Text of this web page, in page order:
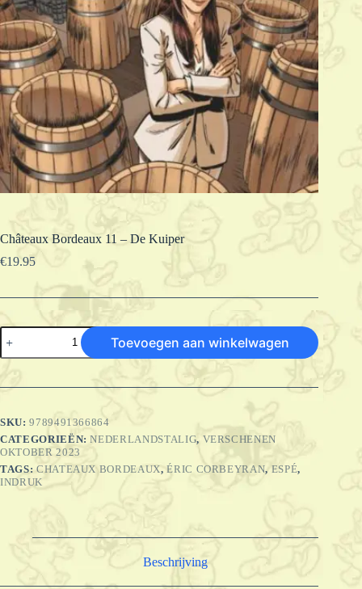
Châteaux Bordeaux 11 – De Kuiper
€19.95
Châteaux
Bordeaux
11
-
De
Toevoegen aan winkelwagen
SKU:9789491366864
CATEGORIEËN:NEDERLANDSTALIG, VERSCHENEN
OKTOBER 2023
TAGS: CHATEAUX BORDEAUX,ÉRIC CORBEYRAN, ESPÉ,
INDRUK
Beschrijving